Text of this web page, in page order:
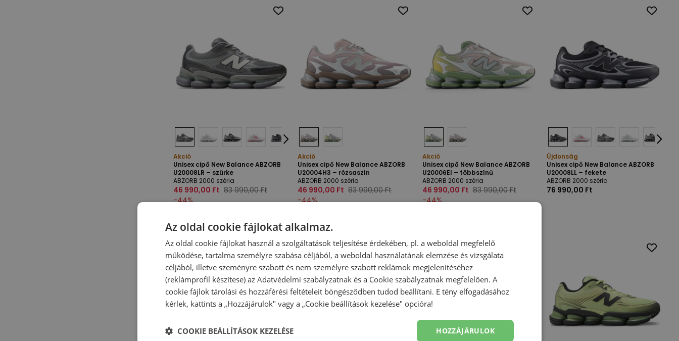
Akció
Unisex cipő New Balance ABZORB
U20008LR – szürke
ABZORB 2000 széria
46 990,00 Ft 83 990,00 Ft
-44%
Akció
Unisex cipő New Balance ABZORB
U20004H3 – rózsaszín
ABZORB 2000 széria
46 990,00 Ft 83 990,00 Ft
-44%
Akció
Unisex cipő New Balance ABZORB
U20006EI – többszínű
ABZORB 2000 széria
46 990,00 Ft 83 990,00 Ft
-44%
Újdonság
Unisex cipő New Balance ABZORB
U20008LL – fekete
ABZORB 2000 széria
76 990,00 Ft
Az oldal cookie fájlokat alkalmaz.
Az oldal cookie fájlokat használ a szolgáltatások teljesítése érdekében, pl. a weboldal megfelelő
működése, tartalma személyre szabása céljából, a weboldal használatának elemzése és vizsgálata
céljából, illetve szeményre szabott és nem személyre szabott reklámok megjelenítéséhez
(reklámprofil készítese) az Adatvédelmi szabályzatnak és a Cookie szabályzatnak megfelelően. A
cookie fájlok tárolási és hozzáférési feltételeit böngésződben tudod beállítani. E tény elfogadásához
kérlek, kattints a „Hozzájárulok" vagy a „Cookie beállítások kezelése" opcióra!
HOZZÁJÁRULOK
COOKIE BEÁLLÍTÁSOK KEZELÉSE